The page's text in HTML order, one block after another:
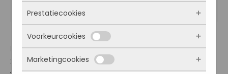
2013-02-18
Blog
Bij Seo Online Marketing doe ik onder andere het
zoekwoordenonderzoek van veel klanten. Hierbij
Deze cookies zorgen ervoor dat de website
überhaupt werkt. Ze zijn dus altijd actief en
kunnen niet worden uitgezet. Meestal worden
ze alleen geplaatst als jij iets doet, zoals
inloggen, een formulier invullen of je
Prestatiecookies
Met deze cookies zien we hoe vaak onze site
bezocht wordt, waar bezoekers vandaan
komen en welke pagina’s populair zijn. Zo
Voorkeurcookies
Deze cookies onthouden jouw voorkeuren.
Marketingcookies